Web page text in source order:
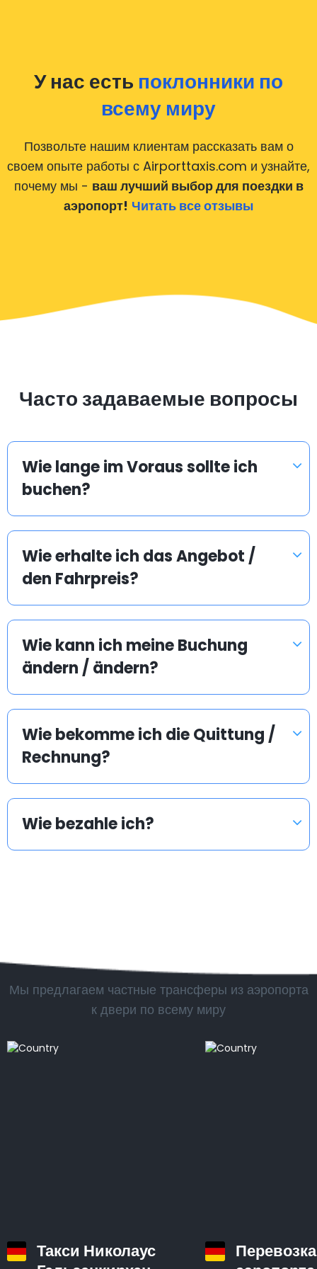
У нас есть поклонники по
всему миру
Позвольте нашим клиентам рассказать вам о
своем опыте работы с Airporttaxis.com и узнайте,
почему мы - ваш лучший выбор для поездки в
аэропорт! Читать все отзывы
Часто задаваемые вопросы
Wie lange im Voraus sollte ich
buchen?
Wie erhalte ich das Angebot /
den Fahrpreis?
Wie kann ich meine Buchung
ändern / ändern?
Wie bekomme ich die Quittung /
Rechnung?
Wie bezahle ich?
Мы предлагаем частные трансферы из аэропорта
к двери по всему миру
Такси Николаус